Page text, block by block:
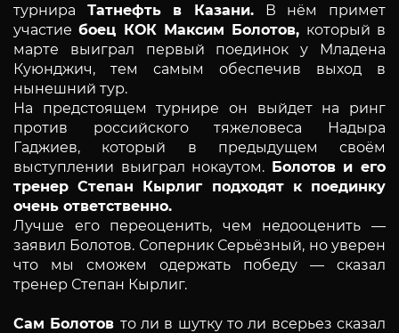
турнира Татнефть в Казани. В нём примет
участиебоец КОК Максим Болотов, который в
марте выиграл первый поединок у Младена
Куюнджич, тем самым обеспечив выход в
нынешний тур.
На предстоящем турнире он выйдет на ринг
против российского тяжеловеса Надыра
Гаджиев, который в предыдущем своём
выступлении выиграл нокаутом. Болотов и его
тренер Степан Кырлиг подходят к поединку
очень ответственно.
Лучше его переоценить, чем недооценить —
заявил Болотов. Соперник Серьёзный, но уверен
что мы сможем одержать победу — сказал
тренер Степан Кырлиг.
Сам Болотов то ли в шутку то ли всерьез сказал